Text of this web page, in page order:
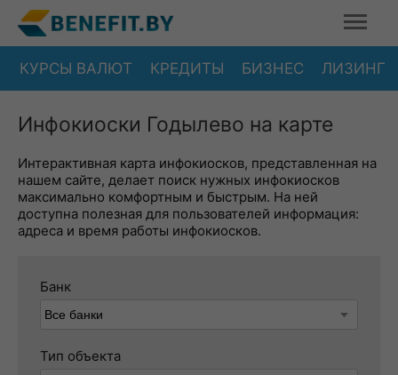
КУРСЫ ВАЛЮТ КРЕДИТЫ БИЗНЕС ЛИЗИНГ
Инфокиоски Годылево на карте
Интерактивная карта инфокиосков, представленная на
нашем сайте, делает поиск нужных инфокиосков
максимально комфортным и быстрым. На ней
доступна полезная для пользователей информация:
адреса и время работы инфокиосков.
Банк
Тип объекта